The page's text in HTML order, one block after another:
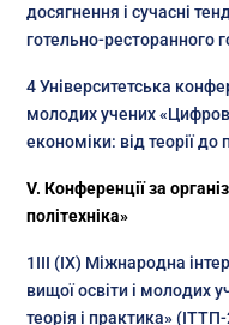
досягнення і сучасні
готельно-ресторанного
4 Університетська
молодих учених
економіки: від теорії до
V. Конференції за
політехніка»
1ІIІ (IX) Міжнародна
вищої освіти і молодих
теорія і практика»